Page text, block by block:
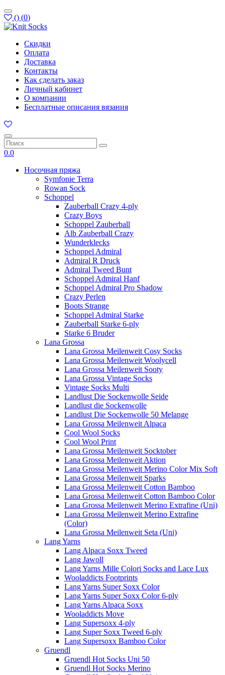
() (0)
Скидки
Оплата
Доставка
Контакты
Как сделать заказ
Личный кабинет
О компании
Бесплатные описания вязания
0.0
Носочная пряжа
Symfonie Terra
Rowan Sock
Schoppel
Zauberball Crazy 4-ply
Crazy Boys
Schoppel Zauberball
Alb Zauberball Crazy
Wunderklecks
Schoppel Admiral
Admiral R Druck
Admiral Tweed Bunt
Schoppel Admiral Hanf
Schoppel Admiral Pro Shadow
Crazy Perlen
Boots Strange
Schoppel Admiral Starke
Zauberball Starke 6-ply
Starke 6 Bruder
Lana Grossa
Lana Grossa Meilenweit Cosy Socks
Lana Grossa Meilenweit Woolycell
Lana Grossa Meilenweit Sooty
Lana Grossa Vintage Socks
Vintage Socks Multi
Landlust Die Sockenwolle Seide
Landlust die Sockenwolle
Landlust Die Sockenwolle 50 Melange
Lana Grossa Meilenweit Alpaca
Cool Wool Socks
Cool Wool Print
Lana Grossa Meilenweit Socktober
Lana Grossa Meilenweit Aktion
Lana Grossa Meilenweit Merino Color Mix Soft
Lana Grossa Meilenweit Sparks
Lana Grossa Meilenweit Cotton Bamboo
Lana Grossa Meilenweit Cotton Bamboo Color
Lana Grossa Meilenweit Merino Extrafine (Uni)
Lana Grossa Meilenweit Merino Extrafine
(Color)
Lana Grossa Meilenweit Seta (Uni)
Lang Yarns
Lang Alpaca Soxx Tweed
Lang Jawoll
Lang Yarns Mille Colori Socks and Lace Lux
Wooladdicts Footprints
Lang Yarns Super Soxx Color
Lang Yarns Super Soxx Color 6-ply
Lang Yarns Alpaca Soxx
Wooladdicts Move
Lang Supersoxx 4-ply
Lang Super Soxx Tweed 6-ply
Lang Supersoxx Bamboo Color
Gruendl
Gruendl Hot Socks Uni 50
Gruendl Hot Socks Merino